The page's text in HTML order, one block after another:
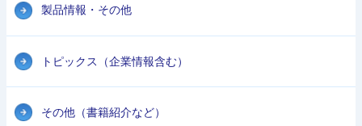
製品情報・その他
トピックス（企業情報含む）
その他（書籍紹介など）